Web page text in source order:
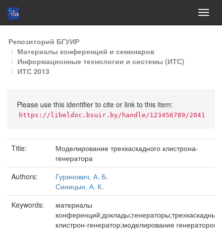
Skip
navigation
Репозиторий БГУИР
Материалы конференций и семинаров
Информационные технологии и системы (ИТС)
ИТС 2013
Please use this identifier to cite or link to this item:
https://libeldoc.bsuir.by/handle/123456789/2041
Title:
Моделирование трехкаскадного клистрона-
генератора
Authors:
Гуринович, А. Б.
Синицын, А. К.
Keywords:
материалы
конференций;доклады;генераторы;трехкаскадный
клистрон-генератор;моделирование генераторов